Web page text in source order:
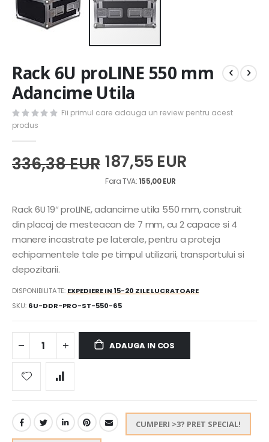
to
the
beginning
of
the
images
gallery
Rack 6U proLINE 550 mm
Adancime Utila
Fii primul care adauga un review pentru acest
produs
336,38 EUR 187,55 EUR
155,00 EUR
Rack 6U 19″ proLINE, adancime utila 550 mm, construit
din placaj de mesteacan de 7 mm, cu 2 capace si 4
manere incastrate pe laterale, pentru a proteja
echipamentele tale pe timpul utilizarii, transportului si
depozitarii.
DISPONIBILITATE: EXPEDIERE IN 15-20 ZILE LUCRATOARE
SKU 6U-DDR-PRO-ST-550-65
ADAUGA IN COS
CUMPERI >3? PRET SPECIAL!